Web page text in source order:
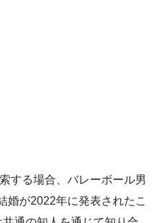
する場合、バレーボール男
婚が2022年に発表されたこ